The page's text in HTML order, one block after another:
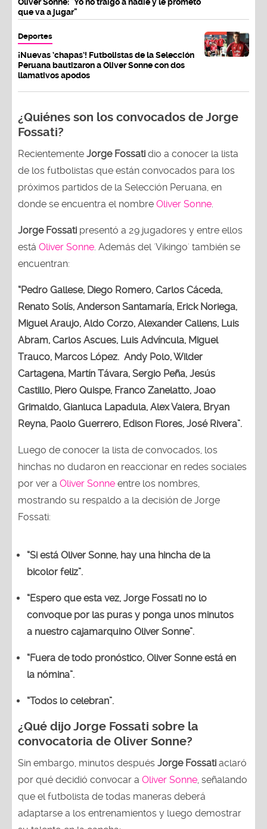
que va a jugar"
Deportes
¡Nuevas ‘chapas’! Futbolistas de la Selección
Peruana bautizaron a Oliver Sonne con dos
llamativos apodos
¿Quiénes son los convocados de Jorge
Fossati?
Recientemente Jorge Fossati dio a conocer la lista
de los futbolistas que están convocados para los
próximos partidos de la Selección Peruana, en
donde se encuentra el nombre Oliver Sonne
Jorge Fossati presentó a 29 jugadores y entre ellos
está Oliver Sonne . Además del 'Vikingo' también se
encuentran:
“Pedro Gallese, Diego Romero, Carlos Cáceda,
Renato Solís, Anderson Santamaría, Erick Noriega,
Miguel Araujo, Aldo Corzo, Alexander Callens, Luis
Abram, Carlos Ascues, Luis Advíncula, Miguel
Trauco, Marcos López. Andy Polo, Wilder
Cartagena, Martín Távara, Sergio Peña, Jesús
Castillo, Piero Quispe, Franco Zanelatto, Joao
Grimaldo, Gianluca Lapadula, Alex Valera, Bryan
Reyna, Paolo Guerrero, Edison Flores, José Rivera”.
Luego de conocer la lista de convocados, los
hinchas no dudaron en reaccionar en redes sociales
por ver a Oliver Sonne entre los nombres,
mostrando su respaldo a la decisión de Jorge
Fossati:
“Si está Oliver Sonne, hay una hincha de la
bicolor feliz”.
“Espero que esta vez, Jorge Fossati no lo
convoque por las puras y ponga unos minutos
a nuestro cajamarquino Oliver Sonne”.
“Fuera de todo pronóstico, Oliver Sonne está en
la nómina”.
“Todos lo celebran”.
¿Qué dijo Jorge Fossati sobre la
convocatoria de Oliver Sonne?
Sin embargo, minutos después Jorge Fossati aclaró
por qué decidió convocar a Oliver Sonne , señalando
que el futbolista de todas maneras deberá
adaptarse a los entrenamientos y luego demostrar